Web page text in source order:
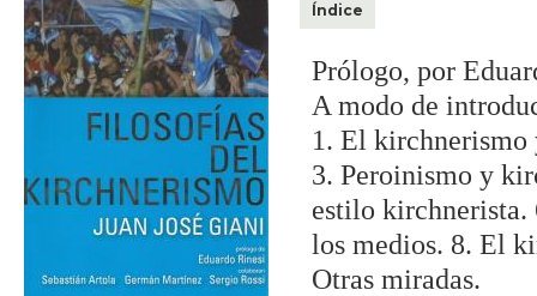
Índice
Prólogo, por
A modo de
1. El
3. Peroinismo y
estilo
los medios. 8. El
Otras miradas.